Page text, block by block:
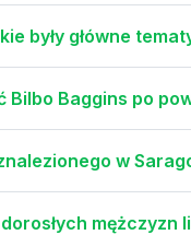
były główne
Bilbo Baggins po
w